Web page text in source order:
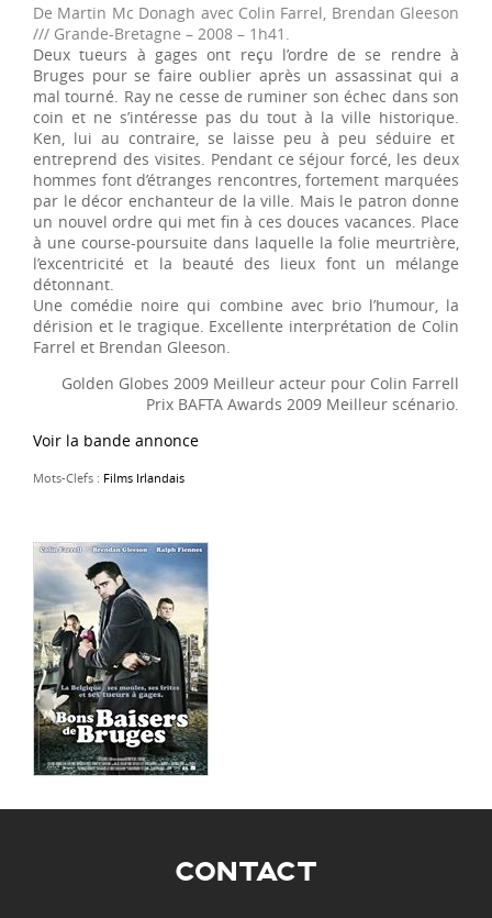
De Martin Mc Donagh avec Colin Farrel, Brendan Gleeson
/// Grande-Bretagne – 2008 – 1h41.
Deux tueurs à gages ont reçu l’ordre de se rendre à
Bruges pour se faire oublier après un assassinat qui a
mal tourné. Ray ne cesse de ruminer son échec dans son
coin et ne s’intéresse pas du tout à la ville historique.
Ken, lui au contraire, se laisse peu à peu séduire et
entreprend des visites. Pendant ce séjour forcé, les deux
hommes font d’étranges rencontres, fortement marquées
par le décor enchanteur de la ville. Mais le patron donne
un nouvel ordre qui met fin à ces douces vacances. Place
à une course-poursuite dans laquelle la folie meurtrière,
l’excentricité et la beauté des lieux font un mélange
détonnant.
Une comédie noire qui combine avec brio l’humour, la
dérision et le tragique. Excellente interprétation de Colin
Farrel et Brendan Gleeson.
Golden Globes 2009 Meilleur acteur pour Colin Farrell
Prix BAFTA Awards 2009 Meilleur scénario.
Voir la bande annonce
Mots-Clefs : Films Irlandais
CONTACT